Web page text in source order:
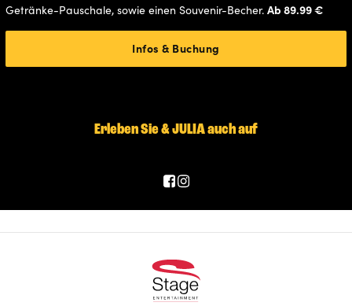
Getränke-Pauschale, sowie einen Souvenir-Becher. Ab 89.99 €
Infos & Buchung
Erleben Sie & JULIA auch auf